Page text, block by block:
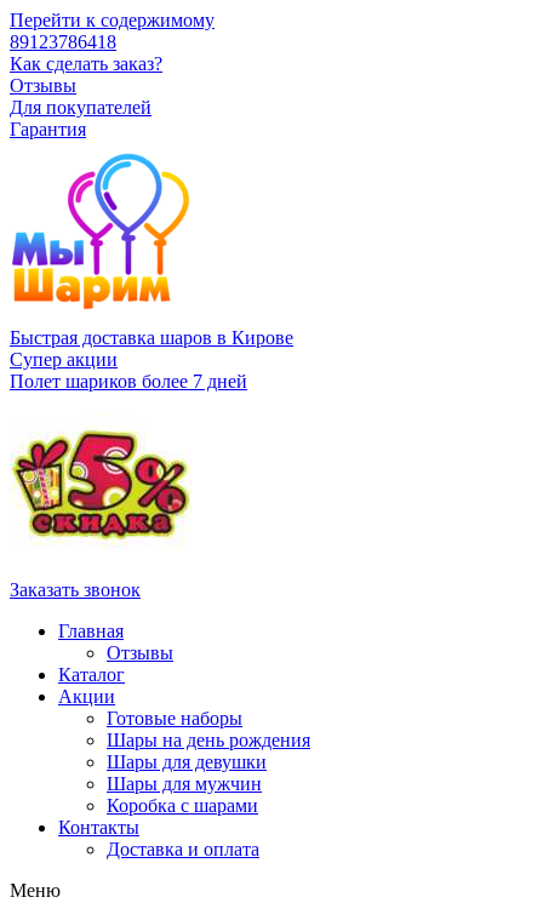
Перейти к содержимому
89123786418
Как сделать заказ?
Отзывы
Для покупателей
Гарантия
Быстрая доставка шаров в Кирове
Супер акции
Полет шариков более 7 дней
Заказать звонок
Главная
Отзывы
Каталог
Акции
Готовые наборы
Шары на день рождения
Шары для девушки
Шары для мужчин
Коробка с шарами
Контакты
Доставка и оплата
Меню